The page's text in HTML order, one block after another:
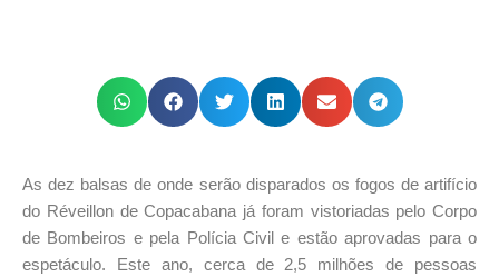
As dez balsas de onde serão disparados os fogos de artifício
do Réveillon de Copacabana já foram vistoriadas pelo Corpo
de Bombeiros e pela Polícia Civil e estão aprovadas para o
espetáculo. Este ano, cerca de 2,5 milhões de pessoas